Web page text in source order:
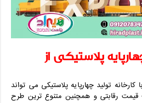
پلاستیکی از
تولید چهارپایه پلاستیکی می تواند
قیمت رقابتی و همچنین متنوع ترین طرح